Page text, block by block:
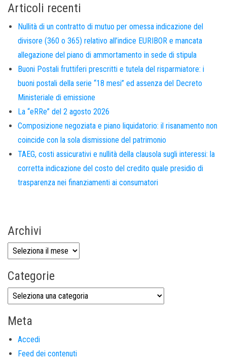
Articoli recenti
Nullità di un contratto di mutuo per omessa indicazione del
divisore (360 o 365) relativo all’indice EURIBOR e mancata
allegazione del piano di ammortamento in sede di stipula
Buoni Postali fruttiferi prescritti e tutela del risparmiatore: i
buoni postali della serie “18 mesi” ed assenza del Decreto
Ministeriale di emissione
La “eRRe” del 2 agosto 2026
Composizione negoziata e piano liquidatorio: il risanamento non
coincide con la sola dismissione del patrimonio
TAEG, costi assicurativi e nullità della clausola sugli interessi: la
corretta indicazione del costo del credito quale presidio di
trasparenza nei finanziamenti ai consumatori
Archivi
Categorie
Meta
Accedi
Feed dei contenuti